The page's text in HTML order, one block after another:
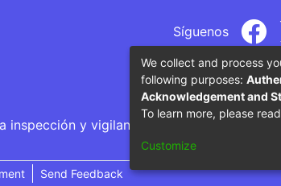
Síguenos
y vigilancia por parte del
Send Feedback
We collect and process
following purposes:
Acknowledgement and
To learn more, please
Customize